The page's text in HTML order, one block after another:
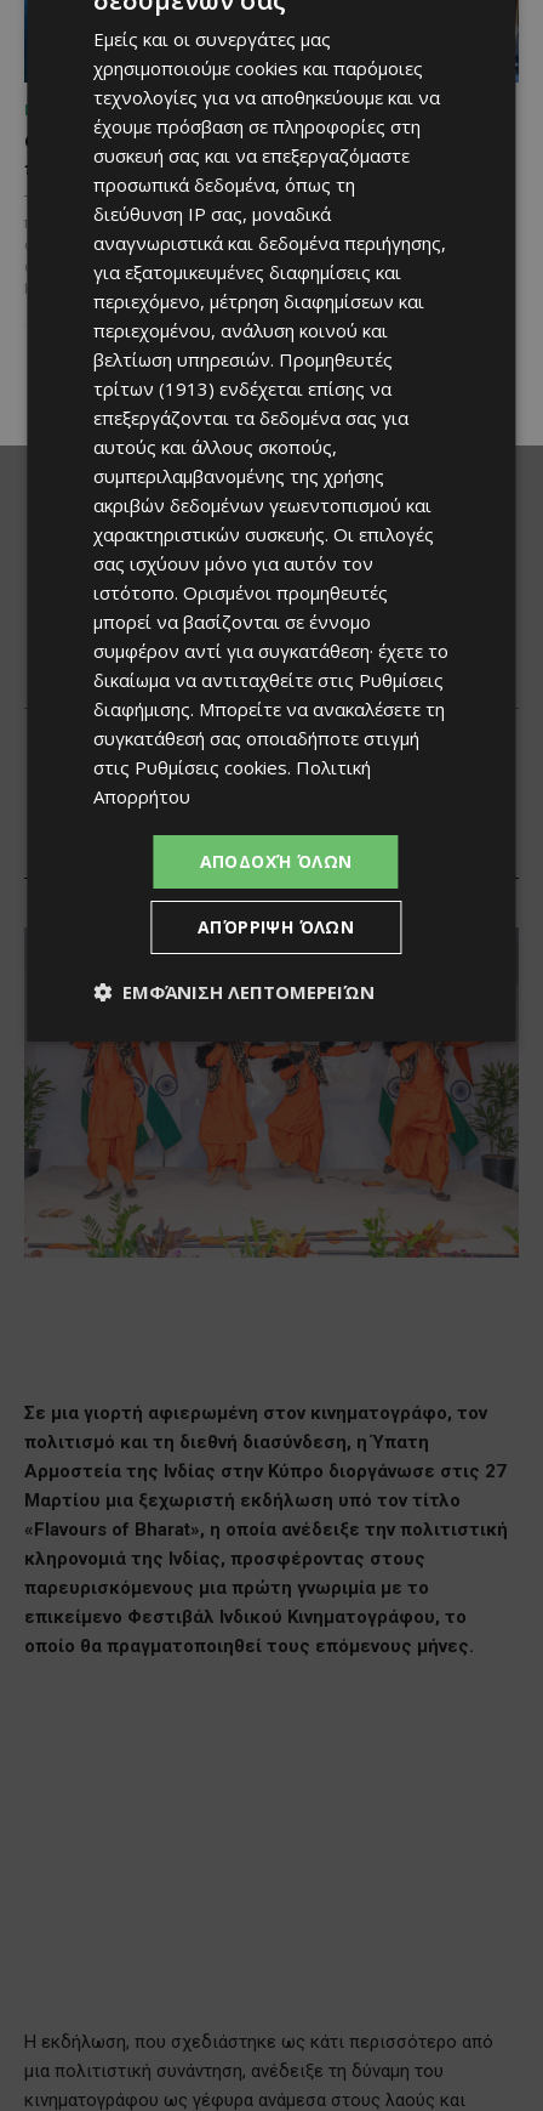
ΜΈΝΟΥΜΕ ΕΝΗΜΕΡΩΜΈΝΟΙ
Ο τουρισμός ως εθνική
υπόθεση
Του Γιάννου Πανταζή* Είναι κοινή
πεποίθηση ότι ο τουρισμός
αποτελεί μία από τις
σημαντικότερες βιομηχανίες της
Κύπρου και διαχρονικά...
ΜΈΝΟΥΜΕ ΕΝΗΜΕΡΩΜΈΝΟΙ
Ο Λευκαρίτικος τταβάς:
Η αυθεντική κυπριακή
συνταγή που περνά από
γενιά σε γενιά
Ανάμεσα στα πιο
χαρακτηριστικά φαγητά της
κυπριακής παραδοσιακής
κουζίνας ξεχωρίζει ο
Λευκαρίτικος τταβάς, ένα
φαγητό που συνδέεται
άρρηκτα...
Εμείς και οι συνεργάτες μας
χρησιμοποιούμε cookies και παρόμοιες
τεχνολογίες για να αποθηκεύουμε και να
έχουμε πρόσβαση σε πληροφορίες στη
συσκευή σας και να επεξεργαζόμαστε
προσωπικά δεδομένα, όπως τη
διεύθυνση IP σας, μοναδικά
αναγνωριστικά και δεδομένα περιήγησης,
για εξατομικευμένες διαφημίσεις και
περιεχόμενο, μέτρηση διαφημίσεων και
περιεχομένου, ανάλυση κοινού και
βελτίωση υπηρεσιών. Προμηθευτές
τρίτων (1913) ενδέχεται επίσης να
επεξεργάζονται τα δεδομένα σας για
αυτούς και άλλους σκοπούς,
συμπεριλαμβανομένης της χρήσης
ακριβών δεδομένων γεωεντοπισμού και
χαρακτηριστικών συσκευής. Οι επιλογές
σας ισχύουν μόνο για αυτόν τον
ιστότοπο. Ορισμένοι προμηθευτές
μπορεί να βασίζονται σε έννομο
συμφέρον αντί για συγκατάθεση· έχετε το
δικαίωμα να αντιταχθείτε στις Ρυθμίσεις
διαφήμισης. Μπορείτε να ανακαλέσετε τη
συγκατάθεσή σας οποιαδήποτε στιγμή
στις Ρυθμίσεις cookies. Πολιτική
Απορρήτου
ΑΠΟΔΟΧΉ ΌΛΩΝ
ΑΠΌΡΡΙΨΗ ΌΛΩΝ
ΕΜΦΆΝΙΣΗ ΛΕΠΤΟΜΕΡΕΙΏΝ